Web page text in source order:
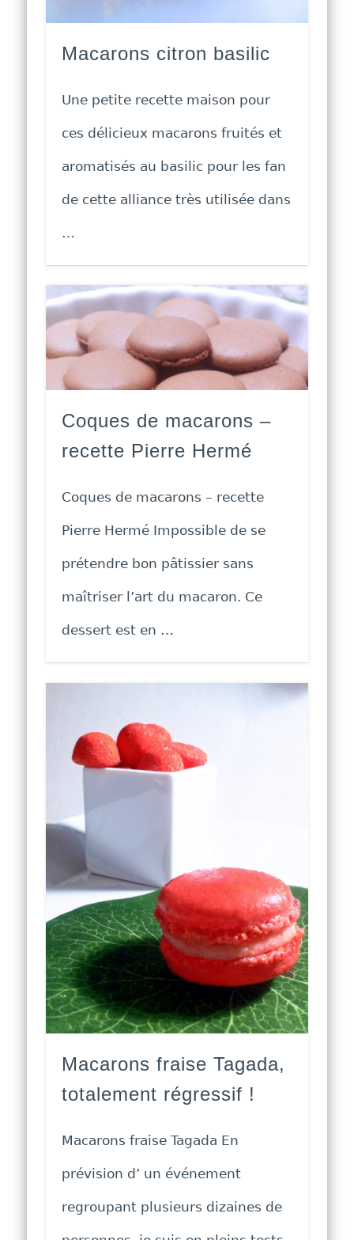
Macarons citron basilic
Une petite recette maison pour
ces délicieux macarons fruités et
aromatisés au basilic pour les fan
de cette alliance très utilisée dans
…
Coques de macarons –
recette Pierre Hermé
Coques de macarons – recette
Pierre Hermé Impossible de se
prétendre bon pâtissier sans
maîtriser l’art du macaron. Ce
dessert est en …
Macarons fraise Tagada,
totalement régressif !
Macarons fraise Tagada En
prévision d’ un événement
regroupant plusieurs dizaines de